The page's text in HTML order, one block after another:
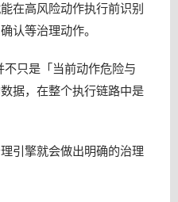
在高风险动作执行前识别
认等治理动作。
只是「当前动作危险与
据，在整个执行链路中是
引擎就会做出明确的治理